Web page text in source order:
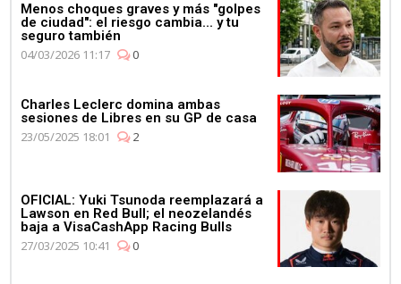
Mercedes celebra su 4º
Campeonato de
Constructores de manera
03:11
Max Verstappen se pone al
volante del Aston Martin
Menos choques graves y más "golpes
de ciudad": el riesgo cambia... y tu
seguro también
04/03/2026 11:17
0
Charles Leclerc domina ambas
sesiones de Libres en su GP de casa
23/05/2025 18:01
2
OFICIAL: Yuki Tsunoda reemplazará a
Lawson en Red Bull; el neozelandés
baja a VisaCashApp Racing Bulls
27/03/2025 10:41
0